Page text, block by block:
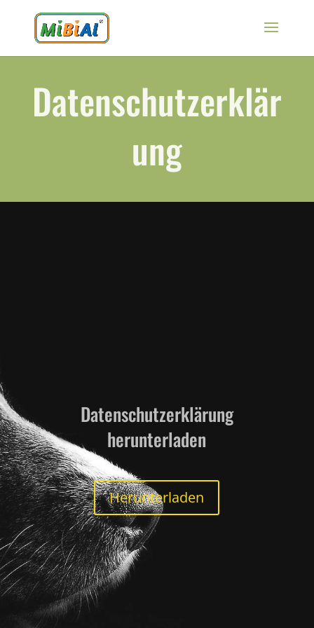
Datenschutzerklär
ung
Datenschutzerklärung
herunterladen
Herunterladen